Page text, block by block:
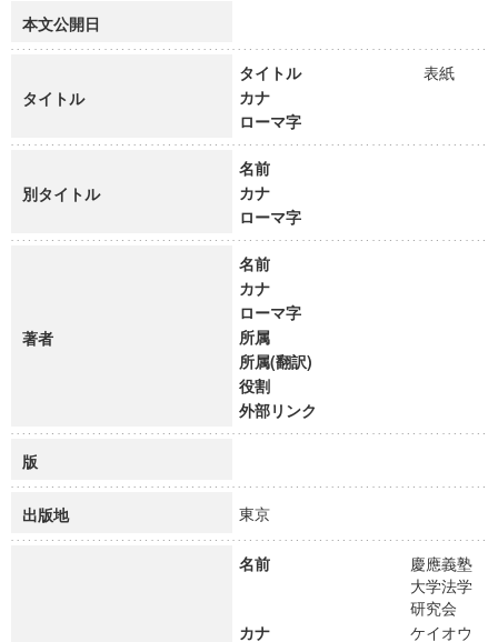
本文公開日
タイトル
タイトル
表紙
カナ
ローマ字
別タイトル
名前
カナ
ローマ字
著者
名前
カナ
ローマ字
所属
所属(翻訳)
役割
外部リンク
版
出版地 東京
名前
慶應義塾
大学法学
研究会
カナ
ケイオウ